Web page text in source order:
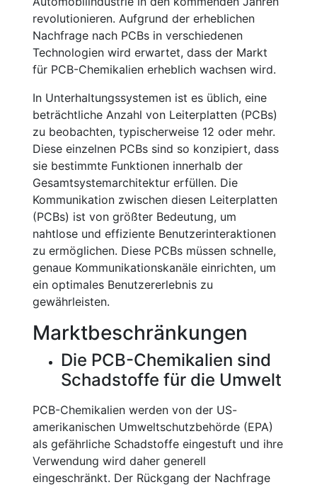
revolutionieren. Aufgrund der erheblichen
Nachfrage nach PCBs in verschiedenen
Technologien wird erwartet, dass der Markt
für PCB-Chemikalien erheblich wachsen wird.
In Unterhaltungssystemen ist es üblich, eine
beträchtliche Anzahl von Leiterplatten (PCBs)
zu beobachten, typischerweise 12 oder mehr.
Diese einzelnen PCBs sind so konzipiert, dass
sie bestimmte Funktionen innerhalb der
Gesamtsystemarchitektur erfüllen. Die
Kommunikation zwischen diesen Leiterplatten
(PCBs) ist von größter Bedeutung, um
nahtlose und effiziente Benutzerinteraktionen
zu ermöglichen. Diese PCBs müssen schnelle,
genaue Kommunikationskanäle einrichten, um
ein optimales Benutzererlebnis zu
gewährleisten.
Marktbeschränkungen
Die PCB-Chemikalien sind
Schadstoffe für die Umwelt
PCB-Chemikalien werden von der US-
amerikanischen Umweltschutzbehörde (EPA)
als gefährliche Schadstoffe eingestuft und ihre
Verwendung wird daher generell
eingeschränkt. Der Rückgang der Nachfrage